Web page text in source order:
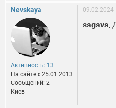
Nevskaya
Активность: 13
На сайте c 25.01.2013
Сообщений: 2
Киев
09.02.2024
sagava,